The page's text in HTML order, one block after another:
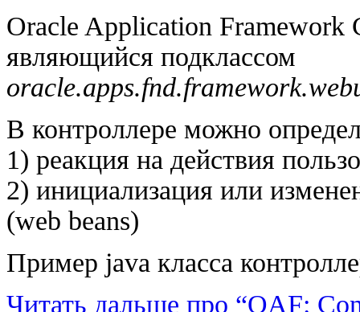
Oracle Application Framework
являющийся подклассом
В контроллере можно
1) реакция на действия
2) инициализация или
(web beans)
Пример java класса
Читать дальше про “OAF: